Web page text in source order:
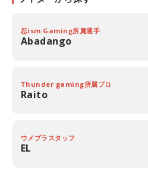
忍ism Gaming所属選手
Abadango
Thunder gaming所属プロ
Raito
ウメブラスタッフ
EL